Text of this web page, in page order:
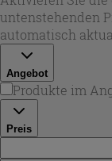
harmonisches
untenstehenden
automatisch
Angebot
Produkte im
Preis